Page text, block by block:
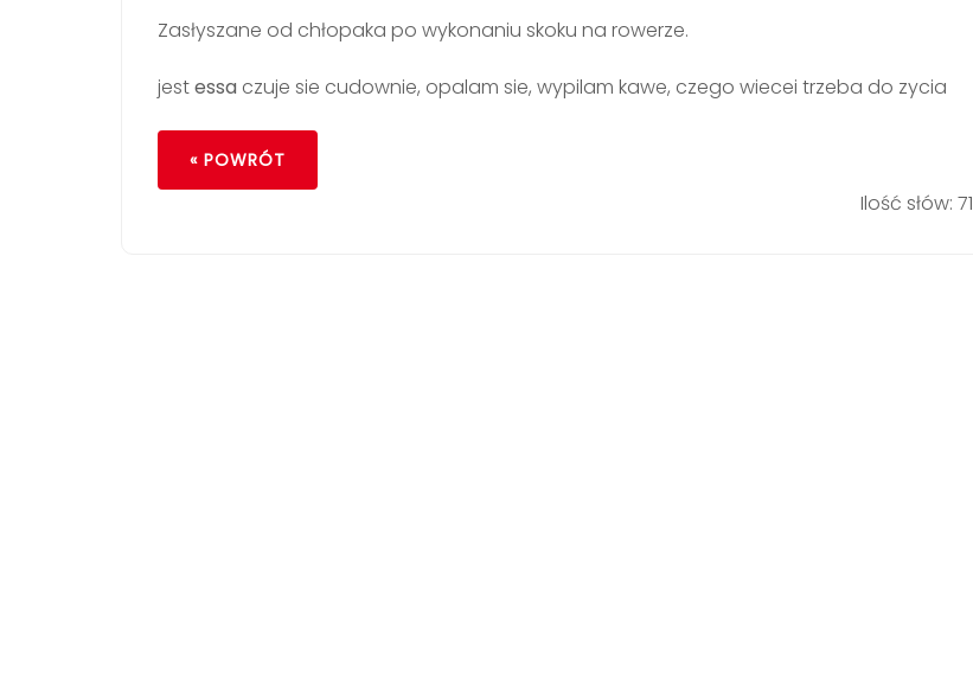
Zasłyszane od chłopaka po wykonaniu skoku na rowerze.
jestessa czuje sie cudownie, opalam sie, wypilam kawe, czego wiecei trzeba do zycia
« POWRÓT
Ilość słów: 71